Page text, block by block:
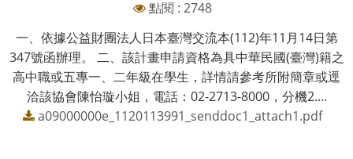
點閱 : 2748
一、依據公益財團法人日本臺灣交流本(112)年11月14日第
347號函辦理。 二、該計畫申請資格為具中華民國(臺灣)籍之
高中職或五專一、二年級在學生，詳情請參考所附簡章或逕
洽該協會陳怡璇小姐，電話：02-2713-8000，分機2....
a09000000e_1120113991_senddoc1_attach1.pdf